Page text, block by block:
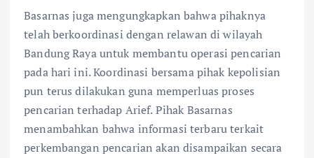
Basarnas juga mengungkapkan bahwa pihaknya
telah berkoordinasi dengan relawan di wilayah
Bandung Raya untuk membantu operasi pencarian
pada hari ini. Koordinasi bersama pihak kepolisian
pun terus dilakukan guna memperluas proses
pencarian terhadap Arief. Pihak Basarnas
menambahkan bahwa informasi terbaru terkait
perkembangan pencarian akan disampaikan secara